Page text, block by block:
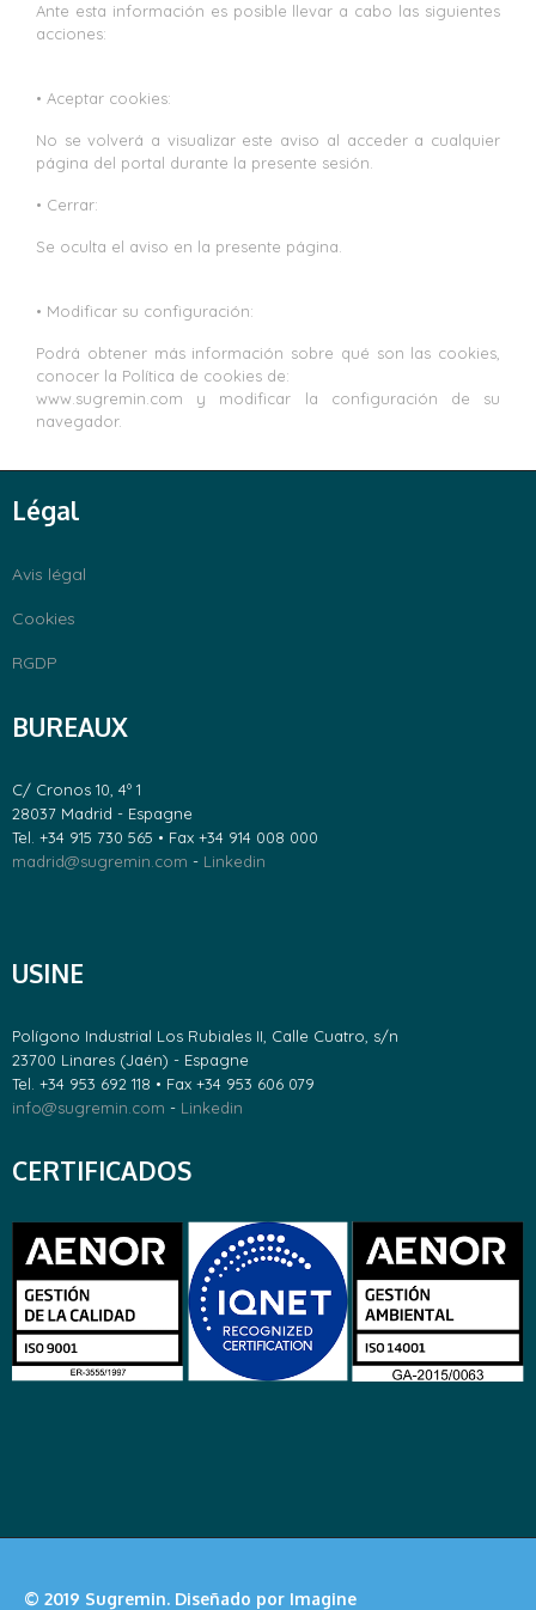
Ante esta información es posible llevar a cabo las siguientes
acciones:
• Aceptar cookies:
No se volverá a visualizar este aviso al acceder a cualquier
página del portal durante la presente sesión.
• Cerrar:
Se oculta el aviso en la presente página.
• Modificar su configuración:
Podrá obtener más información sobre qué son las cookies,
conocer la Política de cookies de:
www.sugremin.com y modificar la configuración de su
navegador.
Légal
Avis légal
Cookies
RGDP
BUREAUX
C/ Cronos 10, 4º 1
28037 Madrid - Espagne
Tel. +34 915 730 565 • Fax +34 914 008 000
madrid@sugremin.com - Linkedin
USINE
Polígono Industrial Los Rubiales II, Calle Cuatro, s/n
23700 Linares (Jaén) - Espagne
Tel. +34 953 692 118 • Fax +34 953 606 079
info@sugremin.com - Linkedin
CERTIFICADOS
© 2019 Sugremin. Diseñado por Imagine